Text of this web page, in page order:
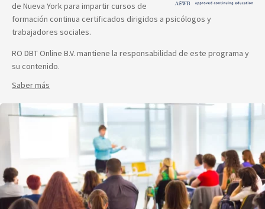
de Nueva York para impartir cursos de
formación continua certificados dirigidos a psicólogos y
trabajadores sociales.
RO DBT Online B.V. mantiene la responsabilidad de este programa y
su contenido.
Saber más